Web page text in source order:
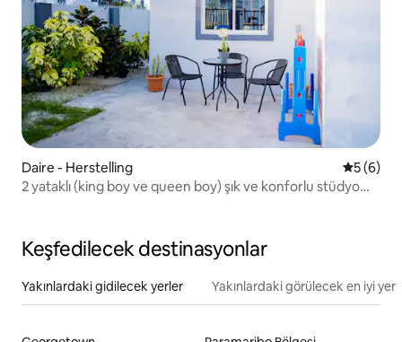
Daire - Herstelling 55 (6)
2 yataklı (king boy ve queen boy) şık ve konforlu stüdyo
Keşfedilecek destinasyonlar
Yakınlardaki gidilecek yerler Yakınlardaki görülecek en iyi